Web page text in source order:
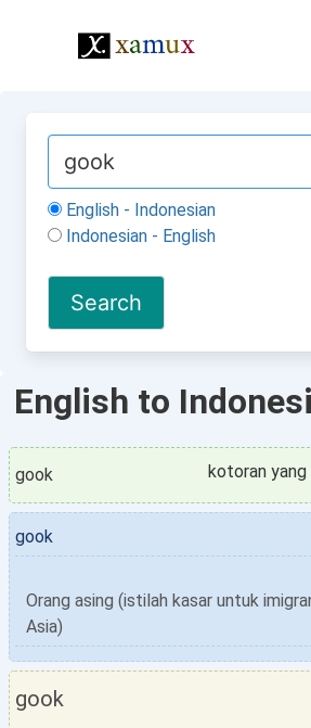
English - Indonesian
Indonesian - English
English to
gook kotoran
gook
Orang asing (istilah kasar untuk
Asia)
gook